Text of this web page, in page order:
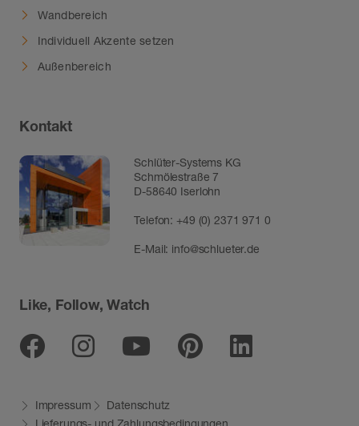
Wandbereich
Individuell Akzente setzen
Außenbereich
Kontakt
Schlüter-Systems KG
Schmölestraße 7
D-58640 Iserlohn
Telefon:+49 (0) 2371 971 0
E-Mail: info@schlueter.de
Like, Follow, Watch
Facebook
InstagramYoutube
PinterestLinkedin
Impressum
Datenschutz